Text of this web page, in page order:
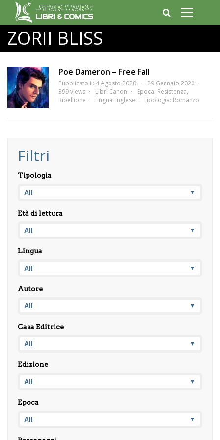
ZORII BLISS
Poe Dameron – Free Fall
Pubblicato il: 4 Agosto 2020
29 Gennaio 2020
399 views
Libri Canon Epoca: Resistenza,
Ribellione
Lingua: Inglese Tipologia: Romanzo
Filtri
Tipologia
Età di lettura
Lingua
Autore
Casa Editrice
Edizione
Epoca